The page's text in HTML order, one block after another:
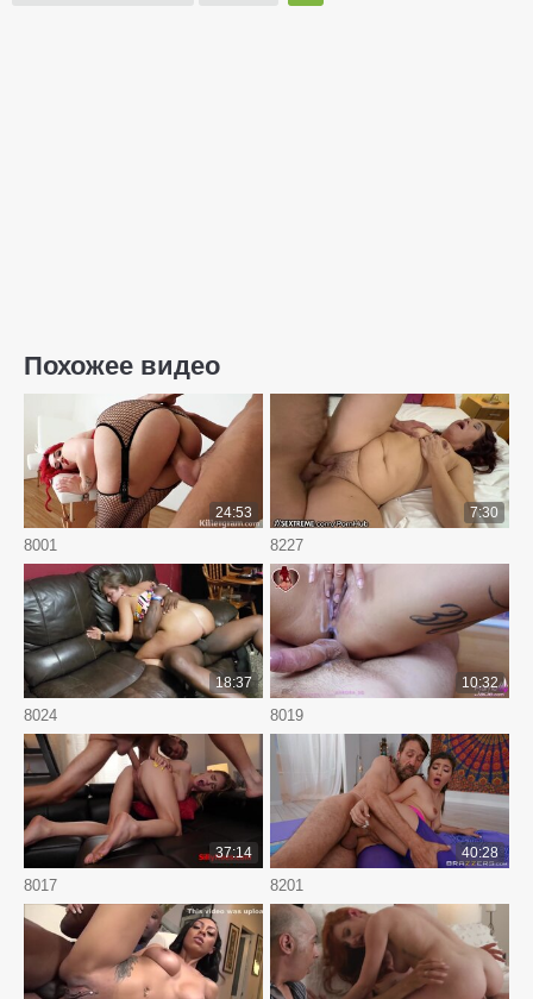
Похожее видео
8001
24:53
8227
7:30
8024
18:37
8019
10:32
8017
37:14
8201
40:28